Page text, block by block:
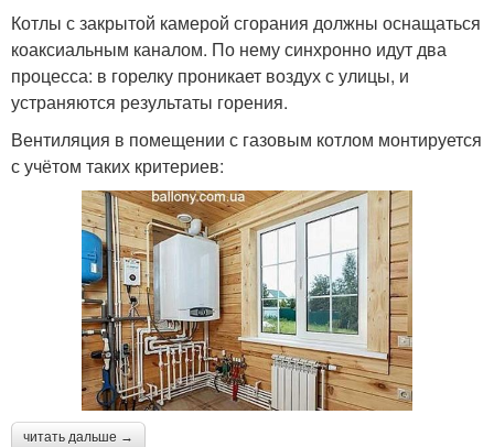
Котлы с закрытой камерой сгорания должны оснащаться
коаксиальным каналом. По нему синхронно идут два
процесса: в горелку проникает воздух с улицы, и
устраняются результаты горения.
Вентиляция в помещении с газовым котлом монтируется
с учётом таких критериев:
читать дальше →